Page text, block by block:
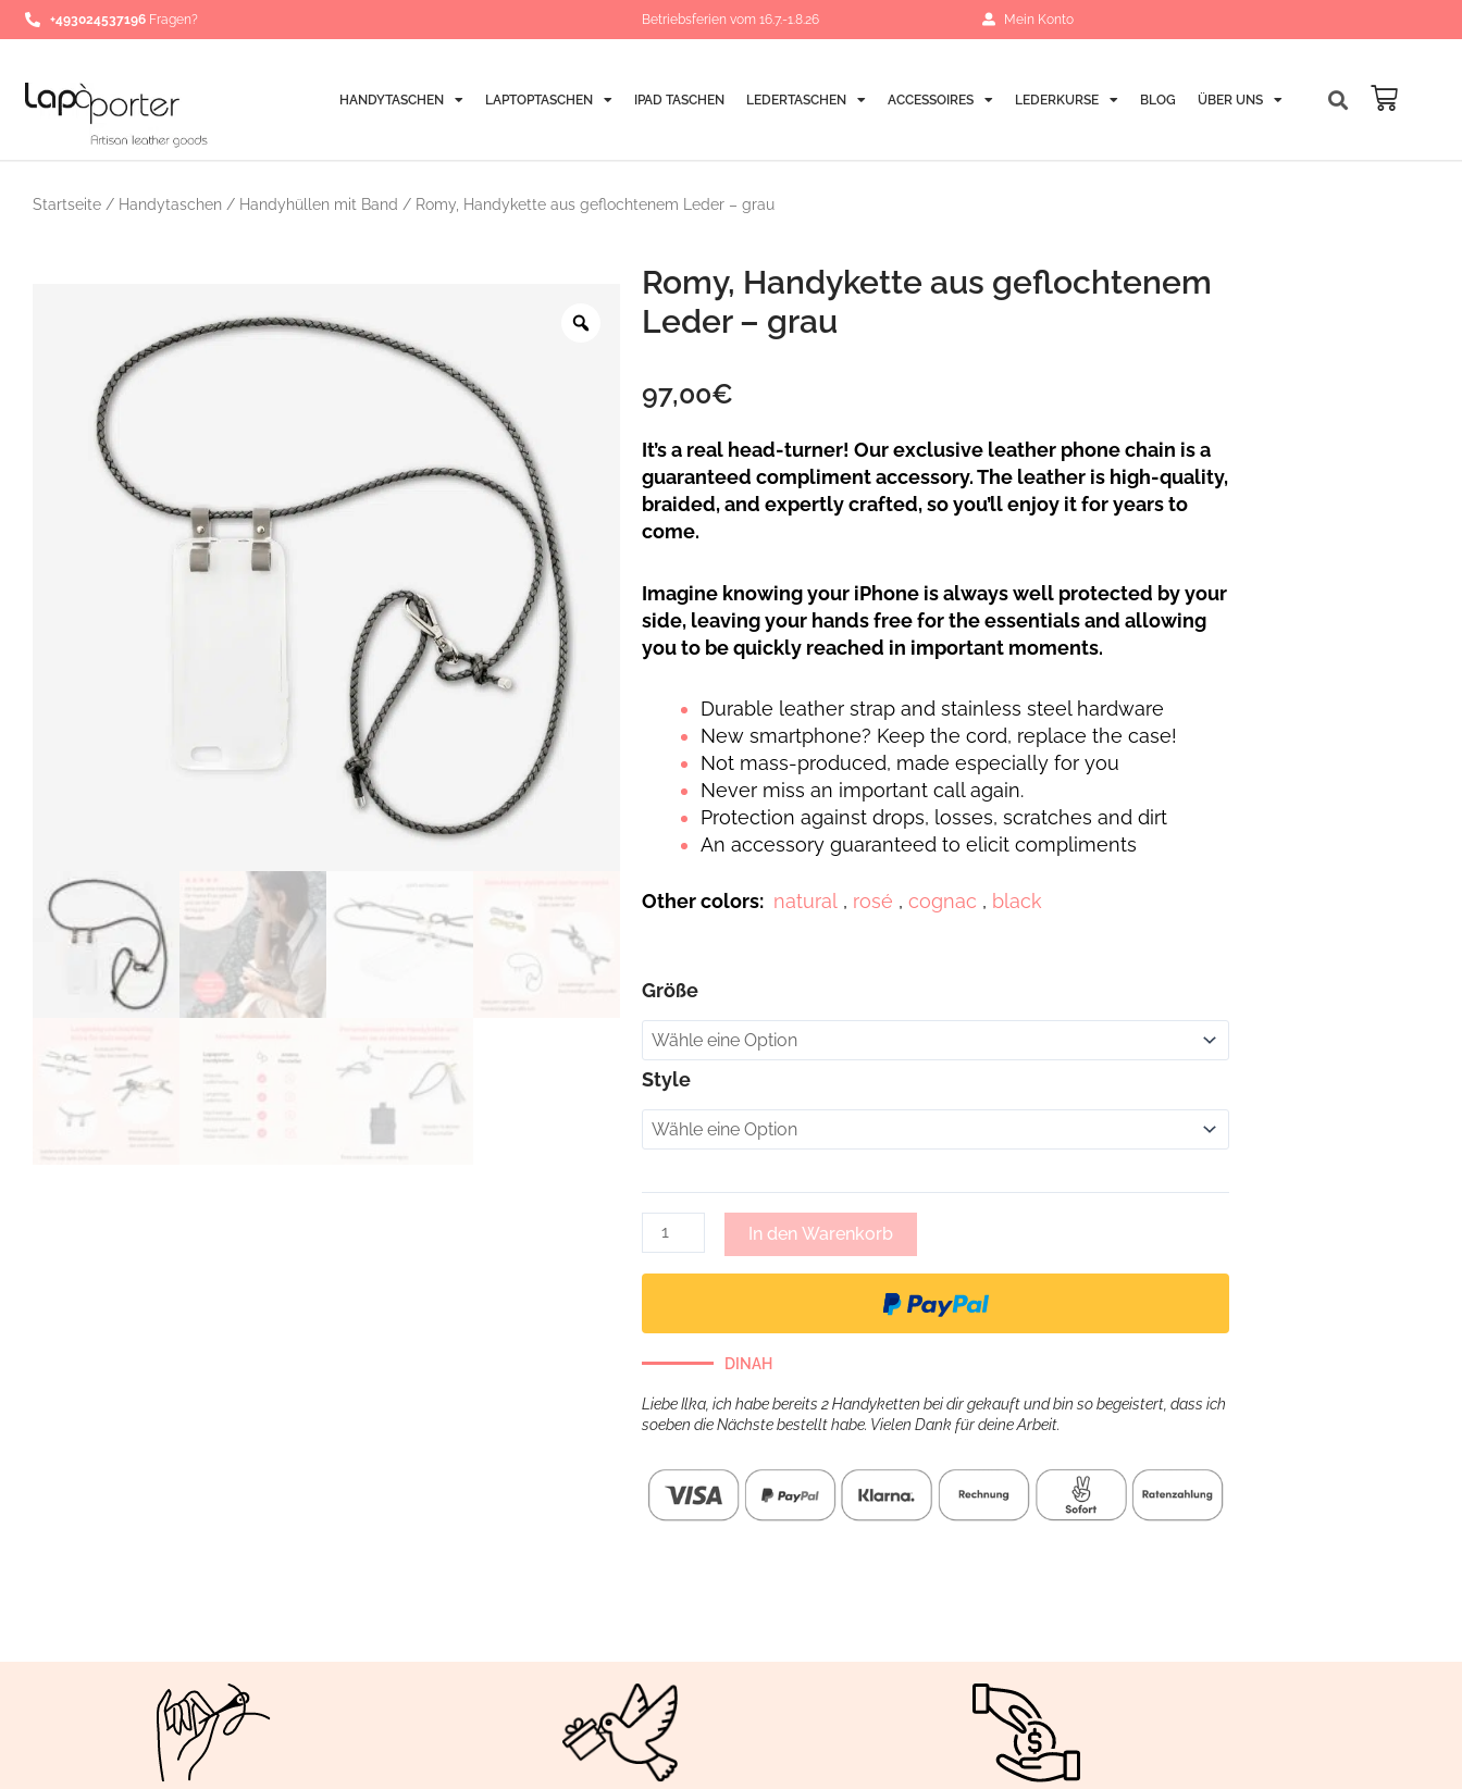
Zum
Inhalt
+493024537196 Fragen? Betriebsferien vom 16.7.-1.8.26 Mein Konto
HANDYTASCHEN LAPTOPTASCHEN IPAD TASCHEN LEDERTASCHEN ACCESSOIRES LEDERKURSE BLOG ÜBER UNS
Startseite / Handytaschen / Handyhüllen mit Band / Romy, Handykette aus geflochtenem Leder – grau
Romy, Handykette aus geflochtenem
Leder – grau
97,00€
It’s a real head-turner! Our exclusive leather phone chain is a
guaranteed compliment accessory. The leather is high-quality,
braided, and expertly crafted, so you’ll enjoy it for years to
come.
Imagine knowing your iPhone isalways well protected by your
side, leaving your hands free for the essentials and allowing
you to be quickly reached in important moments.
Durable leather strap and stainless steel hardware
New smartphone? Keep the cord, replace the case!
Not mass-produced, made especially for you
Never miss an important call again.
Protection against drops, losses, scratches and dirt
An accessory guaranteed to elicit compliments
Other colors: natural , rosé , cognac , black
Größe
Style
Romy,
aus
geflochtenem
Leder
grau
In den Warenkorb
DINAH
Liebe Ilka, ich habe bereits 2 Handyketten bei dir gekauft und bin so begeistert, dass ich
soeben die Nächste bestellt habe. Vielen Dank für deine Arbeit.